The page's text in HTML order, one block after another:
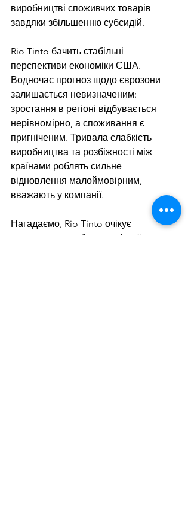
виробництві споживчих товарів
завдяки збільшенню субсидій.
Rio Tinto бачить стабільні
перспективи економіки США.
Водночас прогноз щодо єврозони
залишається невизначеним:
зростання в регіоні відбувається
нерівномірно, а споживання є
пригніченим. Тривала слабкість
виробництва та розбіжності між
країнами роблять сильне
відновлення малоймовірним,
вважають у компанії.
Нагадаємо, Rio Tinto очікує
зростання видобутку
залізної руди на